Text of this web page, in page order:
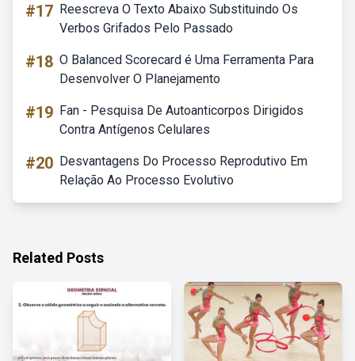
#17 Reescreva O Texto Abaixo Substituindo Os
Verbos Grifados Pelo Passado
#18 O Balanced Scorecard é Uma Ferramenta Para
Desenvolver O Planejamento
#19 Fan - Pesquisa De Autoanticorpos Dirigidos
Contra Antígenos Celulares
#20 Desvantagens Do Processo Reprodutivo Em
Relação Ao Processo Evolutivo
Related Posts